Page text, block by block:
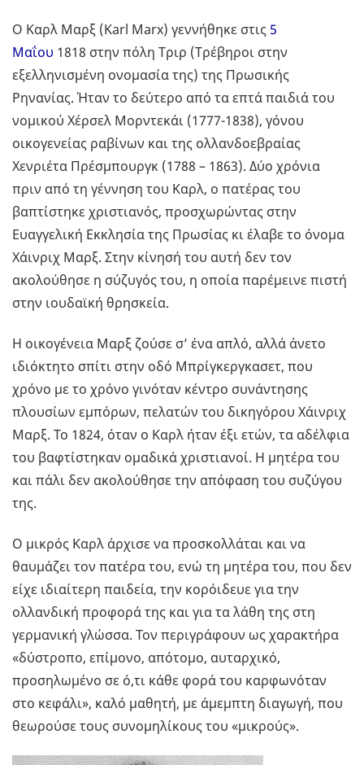
Ο Καρλ Μαρξ (Karl Marx) γεννήθηκε στις 5
Μαΐου 1818 στην πόλη Τριρ (Τρέβηροι στην
εξελληνισμένη ονομασία της) της Πρωσικής
Ρηνανίας. Ήταν το δεύτερο από τα επτά παιδιά του
νομικού Χέρσελ Μορντεκάι (1777-1838), γόνου
οικογενείας ραβίνων και της ολλανδοεβραίας
Χενριέτα Πρέσμπουργκ (1788 – 1863). Δύο χρόνια
πριν από τη γέννηση του Καρλ, ο πατέρας του
βαπτίστηκε χριστιανός, προσχωρώντας στην
Ευαγγελική Εκκλησία της Πρωσίας κι έλαβε το όνομα
Χάινριχ Μαρξ. Στην κίνησή του αυτή δεν τον
ακολούθησε η σύζυγός του, η οποία παρέμεινε πιστή
στην ιουδαϊκή θρησκεία.
Η οικογένεια Μαρξ ζούσε σ’ ένα απλό, αλλά άνετο
ιδιόκτητο σπίτι στην οδό Μπρίγκεργκασετ, που
χρόνο με το χρόνο γινόταν κέντρο συνάντησης
πλουσίων εμπόρων, πελατών του δικηγόρου Χάινριχ
Μαρξ. Το 1824, όταν ο Καρλ ήταν έξι ετών, τα αδέλφια
του βαφτίστηκαν ομαδικά χριστιανοί. Η μητέρα του
και πάλι δεν ακολούθησε την απόφαση του συζύγου
της.
Ο μικρός Καρλ άρχισε να προσκολλάται και να
θαυμάζει τον πατέρα του, ενώ τη μητέρα του, που δεν
είχε ιδιαίτερη παιδεία, την κορόιδευε για την
ολλανδική προφορά της και για τα λάθη της στη
γερμανική γλώσσα. Τον περιγράφουν ως χαρακτήρα
«δύστροπο, επίμονο, απότομο, αυταρχικό,
προσηλωμένο σε ό,τι κάθε φορά του καρφωνόταν
στο κεφάλι», καλό μαθητή, με άμεμπτη διαγωγή, που
θεωρούσε τους συνομηλίκους του «μικρούς».